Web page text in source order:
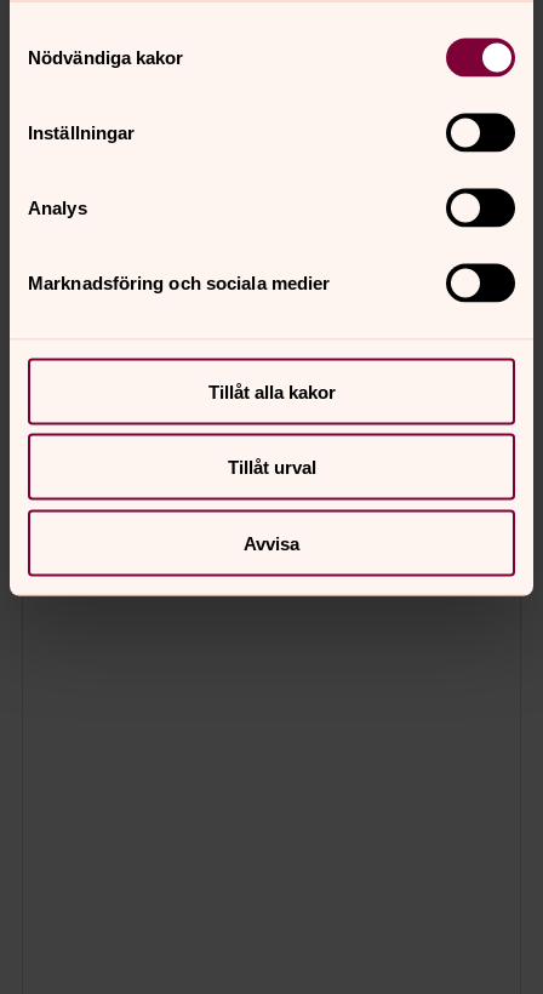
Nödvändiga kakor
Inställningar
Analys
Marknadsföring och sociala medier
Tillåt alla kakor
Tillåt urval
Avvisa